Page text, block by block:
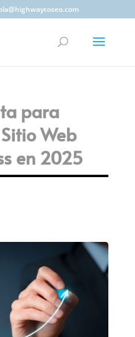
para
Web
en 2025